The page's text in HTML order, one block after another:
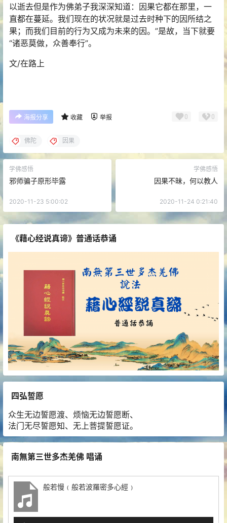
以逝去但是作为佛弟子我深深知道：因果它都在那里，一
直都在蔓延。我们现在的状况就是过去时种下的因所结之
果；而我们目前的行为又成为未来的因。”是故，当下就要
“诸恶莫做，众善奉行”。
文/在路上
海报分享 收藏 举报 0 0
佛陀 因果
学佛感悟
邪师骗子原形毕露
2020-11-23 5:00:02
学佛感悟
因果不昧，何以教人
2020-11-24 0:21:40
《藉心经说真谛》普通话恭诵
四弘誓愿
众生无边誓愿渡、烦恼无边誓愿断、
法门无尽誓愿知、无上菩提誓愿证。
南無第三世多杰羌佛 唱诵
般若慢﹙般若波羅密多心經﹚